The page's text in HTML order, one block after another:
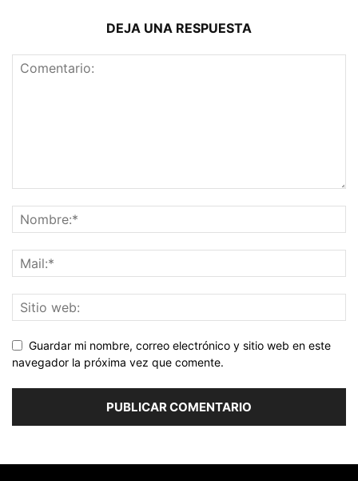
DEJA UNA RESPUESTA
Guardar mi nombre, correo electrónico y sitio web en este
navegador la próxima vez que comente.